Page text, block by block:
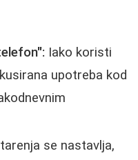
Iako koristi
upotreba kod
se nastavlja,